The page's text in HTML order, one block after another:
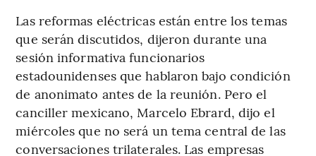
Las reformas eléctricas están entre los temas
que serán discutidos, dijeron durante una
sesión informativa funcionarios
estadounidenses que hablaron bajo condición
de anonimato antes de la reunión. Pero el
canciller mexicano, Marcelo Ebrard, dijo el
miércoles que no será un tema central de las
conversaciones trilaterales. Las empresas